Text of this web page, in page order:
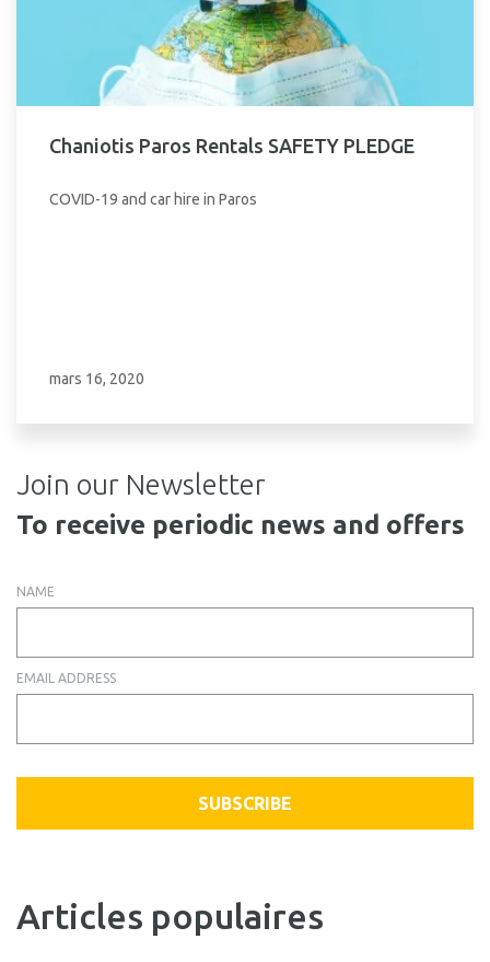
Chaniotis Paros Rentals SAFETY PLEDGE
COVID-19 and car hire in Paros
mars 16, 2020
Join our Newsletter
To receive periodic news and offers
NAME
EMAIL ADDRESS
SUBSCRIBE
Articles populaires